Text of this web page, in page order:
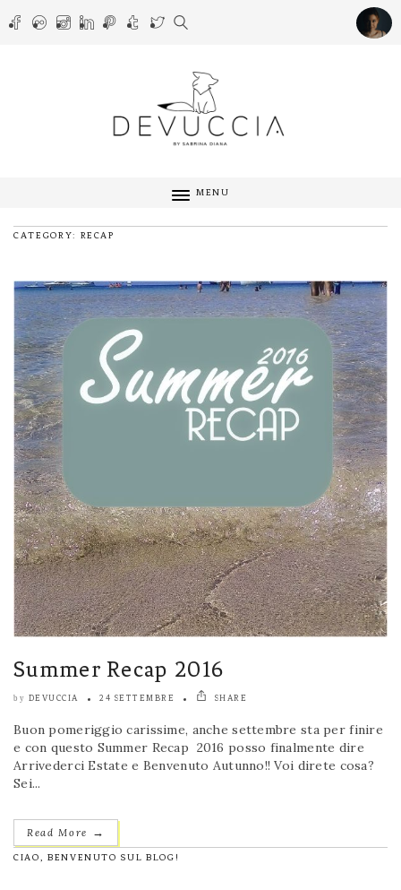
MENU
CATEGORY: RECAP
Summer Recap 2016
by DEVUCCIA 24 SETTEMBRE SHARE
Buon pomeriggio carissime, anche settembre sta per finire
e con questo Summer Recap 2016 posso finalmente dire
Arrivederci Estate e Benvenuto Autunno!! Voi direte cosa?
Sei...
Read More →
CIAO, BENVENUTO SUL BLOG!